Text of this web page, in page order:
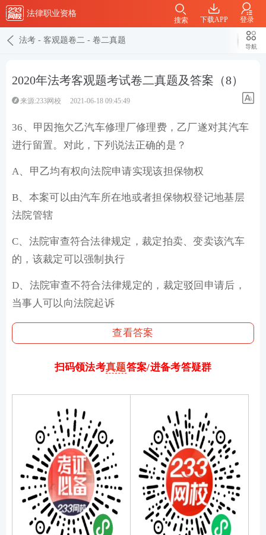
法律职业资格
下载APP 登录
搜索
法考 - 客观题卷二 - 卷二真题
导航
2020年法考客观题考试卷二真题及答案（8）
来源:233网校 2021-06-18 09:45:49
36、甲因拖欠乙汽车修理厂修理费，乙厂遂对其汽车
进行留置。对此，下列说法正确的是？
A、甲乙均有权向法院申请实现该担保物权
B、本案可以由汽车所在地或者担保物权登记地基层
法院管辖
C、法院审查符合法律规定，裁定拍卖、变卖该汽车
的，该裁定可以强制执行
D、法院审查不符合法律规定的，裁定驳回申请后，
当事人可以向法院起诉
查看答案
扫码领法考真题答案/进备考答疑群